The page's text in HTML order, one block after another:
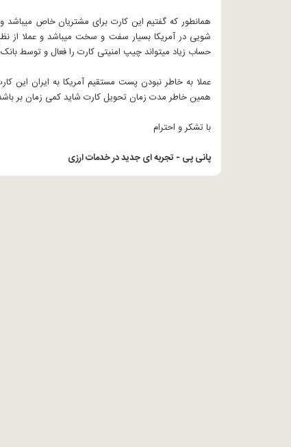
همانطور که گفتیم این کارت برای مشتریان خاص
شویی در آمریکا بسیار سفت و سخت میباشد و عملا از نظر
حساب زیاد میتواند چیپ امنیتی کارت را فعال و توسط بانک
عملا به خاطر نبودن پست مستقیم آمریکا به ایران این
همین خاطر مدت زمان تحویل کارت شاید کمی زمان بر
با تشکر و احترام
پانی پی - تجربه ای جدید در خدمات ارزی